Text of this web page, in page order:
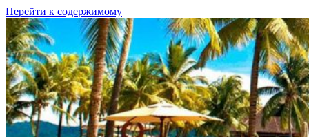
Перейти к содержимому